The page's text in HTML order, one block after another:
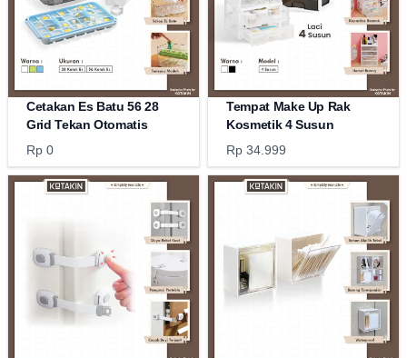
Cetakan Es Batu 56 28
Grid Tekan Otomatis
Rp 0
Tempat Make Up Rak
Kosmetik 4 Susun
Rp 34.999